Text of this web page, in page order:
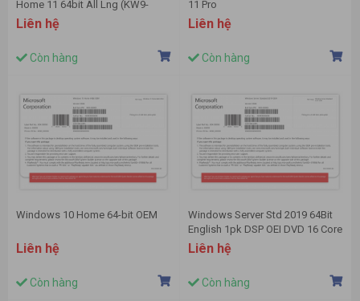
Home 11 64bit All Lng (KW9-
00664)
Liên hệ
Còn hàng
11 Pro
Liên hệ
Còn hàng
Windows 10 Home 64-bit OEM
Liên hệ
Còn hàng
Windows Server Std 2019 64Bit
English 1pk DSP OEI DVD 16 Core
(P73-07788)
Liên hệ
Còn hàng